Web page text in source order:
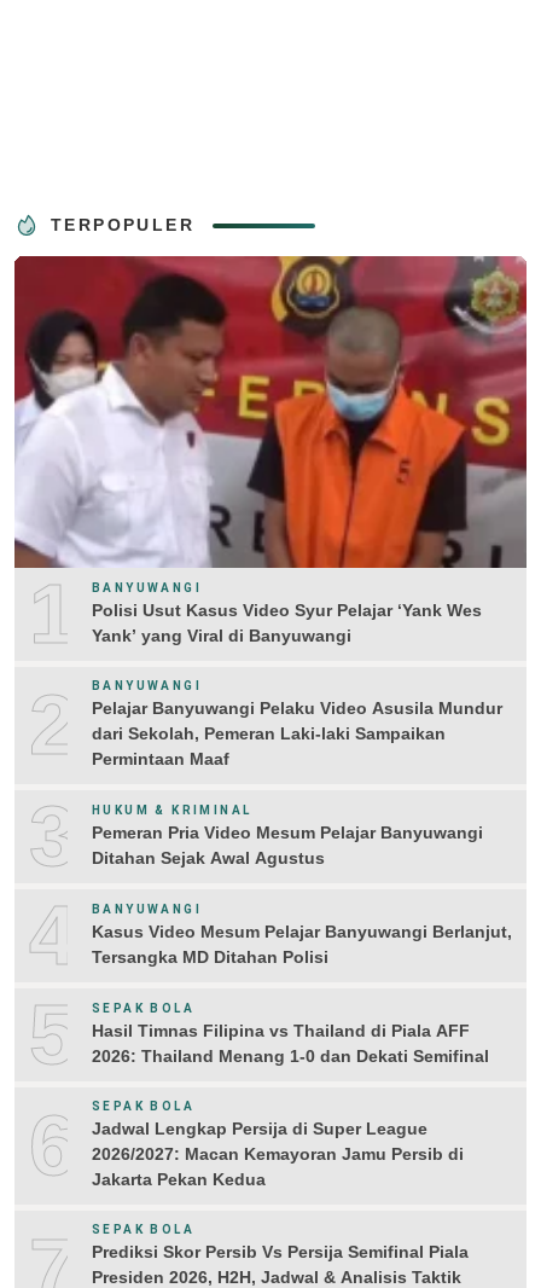
TERPOPULER
1 BANYUWANGI
Polisi Usut Kasus Video Syur Pelajar ‘Yank Wes
Yank’ yang Viral di Banyuwangi
2 BANYUWANGI
Pelajar Banyuwangi Pelaku Video Asusila Mundur
dari Sekolah, Pemeran Laki-laki Sampaikan
Permintaan Maaf
3 HUKUM & KRIMINAL
Pemeran Pria Video Mesum Pelajar Banyuwangi
Ditahan Sejak Awal Agustus
4 BANYUWANGI
Kasus Video Mesum Pelajar Banyuwangi Berlanjut,
Tersangka MD Ditahan Polisi
5 SEPAK BOLA
Hasil Timnas Filipina vs Thailand di Piala AFF
2026: Thailand Menang 1-0 dan Dekati Semifinal
6 SEPAK BOLA
Jadwal Lengkap Persija di Super League
2026/2027: Macan Kemayoran Jamu Persib di
Jakarta Pekan Kedua
7 SEPAK BOLA
Prediksi Skor Persib Vs Persija Semifinal Piala
Presiden 2026, H2H, Jadwal & Analisis Taktik